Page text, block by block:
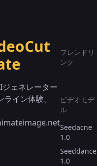
ェネレーター
イン体験。
フレンドリ
ンク
ビデオモデ
ル
Seedacne
1.0
Seeddance
1.0